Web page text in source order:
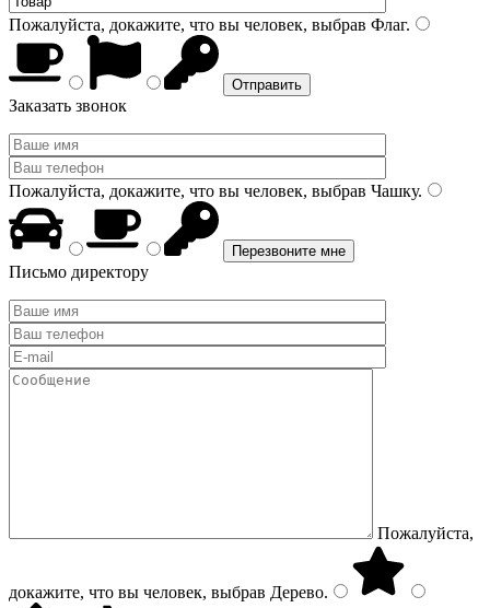
Пожалуйста, докажите, что вы человек, выбрав Флаг.
Заказать звонок
Пожалуйста, докажите, что вы человек, выбрав Чашку.
Письмо директору
Пожалуйста,
докажите, что вы человек, выбрав Дерево.